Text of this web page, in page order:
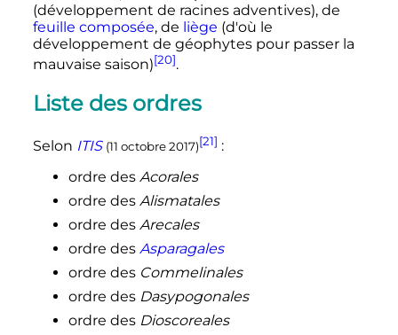
(développement de racines adventives), de
feuille composée, de liège (d'où le
développement de géophytes pour passer la
mauvaise saison)[20].
Liste des ordres
Selon ITIS (11 octobre 2017)[21] :
ordre des Acorales
ordre des Alismatales
ordre des Arecales
ordre des Asparagales
ordre des Commelinales
ordre des Dasypogonales
ordre des Dioscoreales